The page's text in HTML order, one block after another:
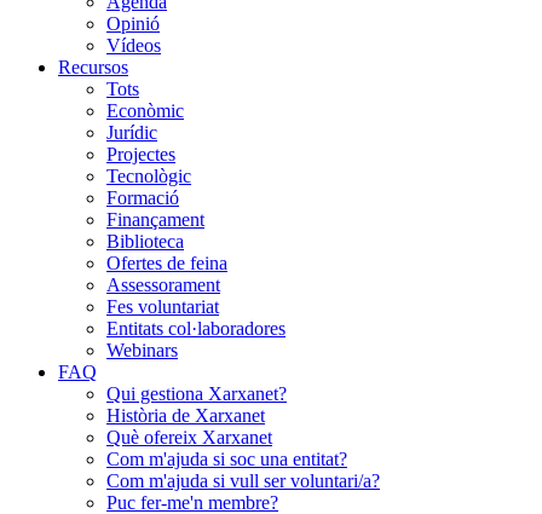
Opinió
Vídeos
Recursos
Tots
Econòmic
Jurídic
Projectes
Tecnològic
Formació
Finançament
Biblioteca
Ofertes de feina
Assessorament
Fes voluntariat
Entitats col·laboradores
Webinars
FAQ
Qui gestiona Xarxanet?
Història de Xarxanet
Què ofereix Xarxanet
Com m'ajuda si soc una entitat?
Com m'ajuda si vull ser voluntari/a?
Puc fer-me'n membre?